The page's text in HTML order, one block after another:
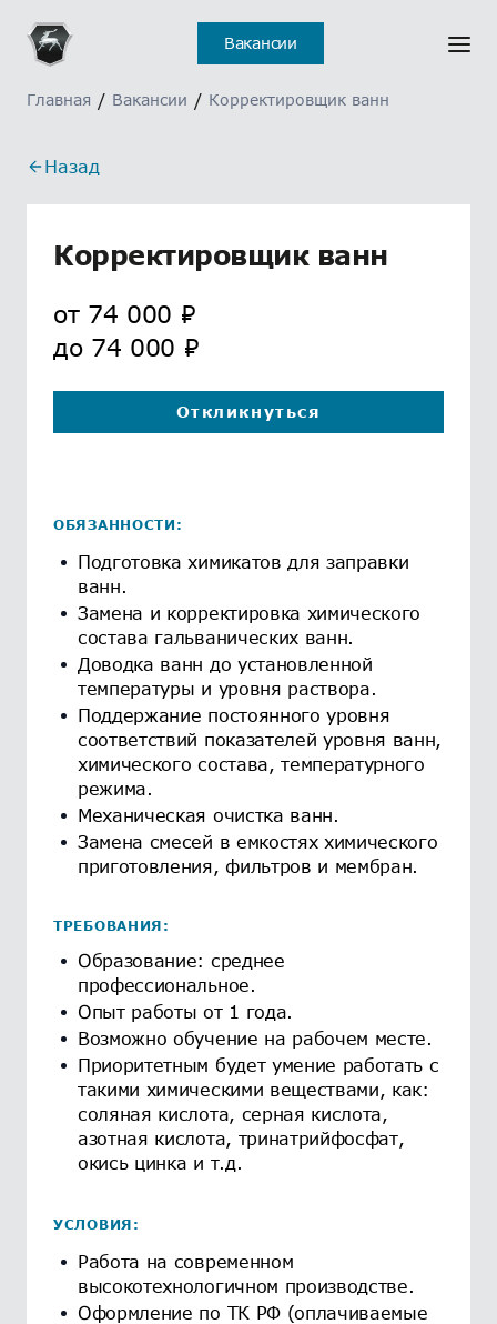
Вакансии
Главная / Вакансии / Корректировщик ванн
Назад
Корректировщик ванн
от 74 000 ₽
до 74 000 ₽
Откликнуться
ОБЯЗАННОСТИ:
Подготовка химикатов для заправки
ванн.
Замена и корректировка химического
состава гальванических ванн.
Доводка ванн до установленной
температуры и уровня раствора.
Поддержание постоянного уровня
соответствий показателей уровня ванн,
химического состава, температурного
режима.
Механическая очистка ванн.
Замена смесей в емкостях химического
приготовления, фильтров и мембран.
ТРЕБОВАНИЯ:
Образование: среднее
профессиональное.
Опыт работы от 1 года.
Возможно обучение на рабочем месте.
Приоритетным будет умение работать с
такими химическими веществами, как:
соляная кислота, серная кислота,
азотная кислота, тринатрийфосфат,
окись цинка и т.д.
УСЛОВИЯ:
Работа на современном
высокотехнологичном производстве.
Оформление по ТК РФ (оплачиваемые
Отклик на вакансию
отправлен
Ошибка